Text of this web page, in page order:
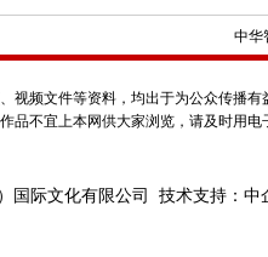
中华
视频文件等资料，均出于为公众传播
品不宜上本网供大家浏览，请及时用
国际文化有限公司 技术支持：